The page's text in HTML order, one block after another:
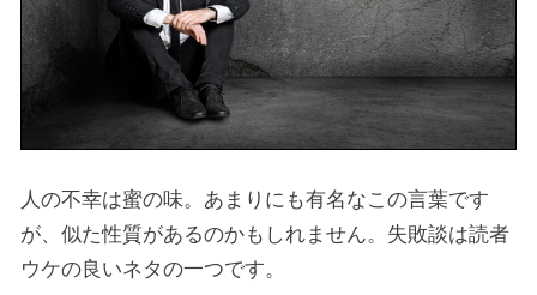
人の不幸は蜜の味。あまりにも有名なこの言葉です
が、似た性質があるのかもしれません。失敗談は読者
ウケの良いネタの一つです。